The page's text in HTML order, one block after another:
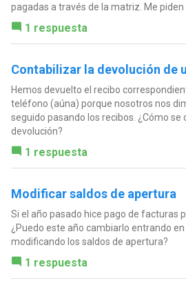
pagadas a través de la matriz. Me
1 respuesta
Contabilizar la devolución de
Hemos devuelto el recibo
teléfono (aúna) porque nosotros nos
seguido pasando los recibos. ¿Cómo se
devolución?
1 respuesta
Modificar saldos de apertura
Si el año pasado hice pago de facturas
¿Puedo este año cambiarlo entrando
modificando los saldos de apertura?
1 respuesta